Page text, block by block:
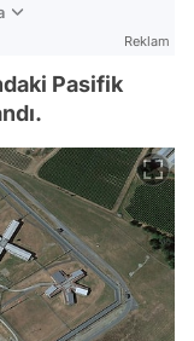
Reklam
Pasifik